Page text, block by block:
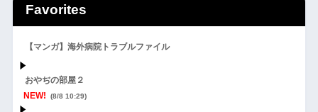
Favorites
【マンガ】海外病院トラブルファイル
おやぢの部屋２
NEW!
(8/8 10:29)